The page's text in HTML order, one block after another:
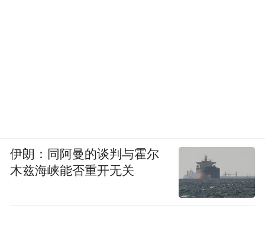
伊朗：同阿曼的谈判与霍尔
木兹海峡能否重开无关